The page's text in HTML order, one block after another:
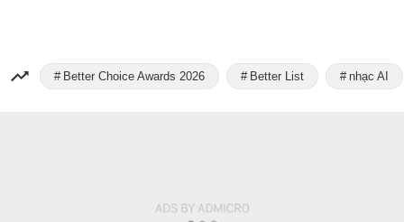
Better Choice Awards 2026 Better List nhạc AI